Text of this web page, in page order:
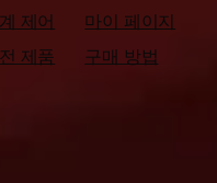
제어
제품
마이 페이지
구매 방법